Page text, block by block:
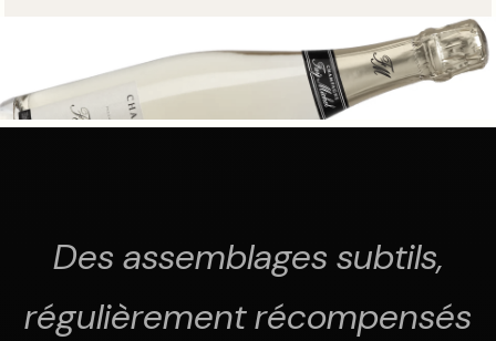
Des assemblages subtils,
régulièrement récompensés